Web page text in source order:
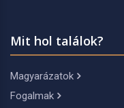
Mit hol találok?
Magyarázatok
Fogalmak